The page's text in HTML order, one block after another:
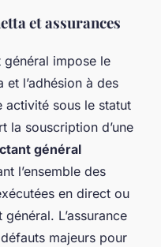
et assurances
impose le
l’adhésion à des
activité sous le statut
la souscription d’une
général
l’ensemble des
en direct ou
L’assurance
majeurs pour